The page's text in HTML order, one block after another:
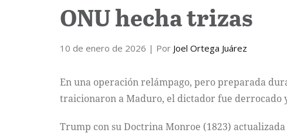
ONU hecha trizas
10 de enero de 2026 | Por Joel Ortega Juárez
En una operación relámpago, pero preparada
traicionaron a Maduro, el dictador fue derrocado
Trump con su Doctrina Monroe (1823)